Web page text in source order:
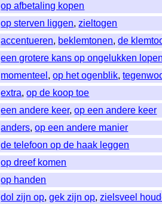
op afbetaling kopen
op sterven liggen,zieltogen
accentueren, beklemtonen,de
een grotere kans op ongelukken
momenteel ,op het ogenblik,
extra,op de koop toe
een andere keer,op een andere keer
anders,op een andere manier
de telefoon op de haak leggen
op dreef komen
op handen
dol zijn op,gek zijn op,zielsveel